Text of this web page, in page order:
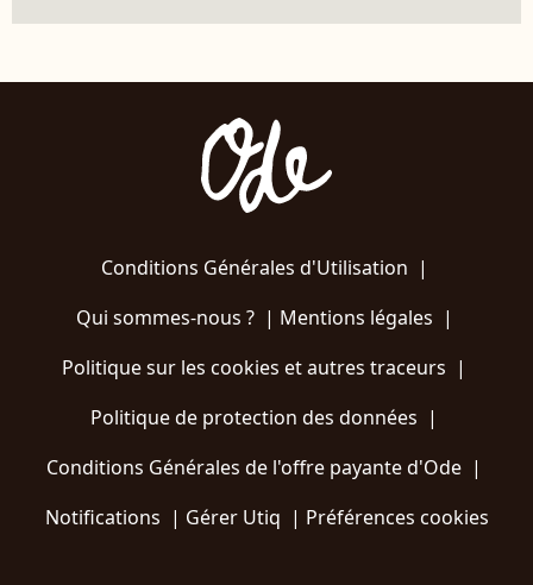
Conditions Générales d'Utilisation |
Qui sommes-nous ?| Mentions légales |
Politique sur les cookies et autres traceurs |
Politique de protection des données |
Conditions Générales de l'offre payante d'Ode |
Notifications | Gérer Utiq | Préférences cookies